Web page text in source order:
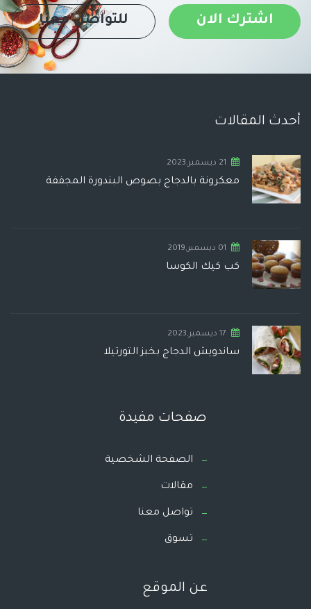
اشترك الان للتواصل معنا
أحدث المقالات
21 ديسمبر,2023
معكرونة بالدجاج بصوص البندورة المجففة
01 ديسمبر,2019
كب كيك الكوسا
17 ديسمبر,2023
ساندويش الدجاج بخبز التورتيلا
صفحات مفيدة
الصفحة الشخصية
مقالات
تواصل معنا
تسوق
عن الموقع